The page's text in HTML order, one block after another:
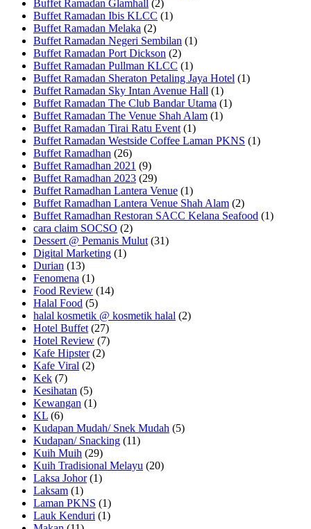
Buffet Ramadan Glamhall (2)
Buffet Ramadan Ibis KLCC (1)
Buffet Ramadan Melaka (2)
Buffet Ramadan Negeri Sembilan (1)
Buffet Ramadan Port Dickson (2)
Buffet Ramadan Pullman KLCC (1)
Buffet Ramadan Sheraton Petaling Jaya Hotel (1)
Buffet Ramadan Sky Intan Avenue Hall (1)
Buffet Ramadan The Club Bandar Utama (1)
Buffet Ramadan The Venue Shah Alam (1)
Buffet Ramadan Tirai Ratu Event (1)
Buffet Ramadan Westside Coffee Laman PKNS (1)
Buffet Ramadhan (26)
Buffet Ramadhan 2021 (9)
Buffet Ramadhan 2023 (29)
Buffet Ramadhan Lantera Venue (1)
Buffet Ramadhan Lantera Venue Shah Alam (2)
Buffet Ramadhan Restoran SACC Kelana Seafood (1)
cara claim SOCSO (2)
Dessert @ Pemanis Mulut (31)
Digital Marketing (1)
Durian (13)
Fenomena (1)
Food Review (14)
Halal Food (5)
halal kosmetik @ kosmetik halal (2)
Hotel Buffet (27)
Hotel Review (7)
Kafe Hipster(2)
Kafe Viral (2)
Kek (7)
Kesihatan (5)
Kewangan (1)
KL (6)
Kudapan Mudah/ Snek Mudah (5)
Kudapan/ Snacking (11)
Kuih Muih (29)
Kuih Tradisional Melayu (20)
Laksa Johor(1)
Laksam (1)
Laman PKNS (1)
Lauk Kenduri (1)